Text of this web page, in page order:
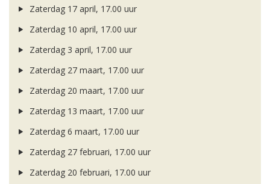
Zaterdag 17 april, 17.00 uur
Zaterdag 10 april, 17.00 uur
Zaterdag 3 april, 17.00 uur
Zaterdag 27 maart, 17.00 uur
Zaterdag 20 maart, 17.00 uur
Zaterdag 13 maart, 17.00 uur
Zaterdag 6 maart, 17.00 uur
Zaterdag 27 februari, 17.00 uur
Zaterdag 20 februari, 17.00 uur